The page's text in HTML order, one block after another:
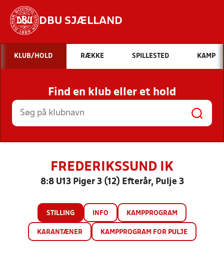
DBU SJÆLLAND
Hvad vil du søge efter?
INDHOLD OG NYHEDER
STILLINGER, RESULTATER, KLUBBER OG
HOLD
KLUB/HOLD RÆKKE SPILLESTED KAMP
Find en klub eller et hold
FREDERIKSSUND IK
8:8 U13 Piger 3 (12) Efterår, Pulje 3
STILLING INFO KAMPPROGRAM
KARANTÆNER KAMPPROGRAM FOR PULJE